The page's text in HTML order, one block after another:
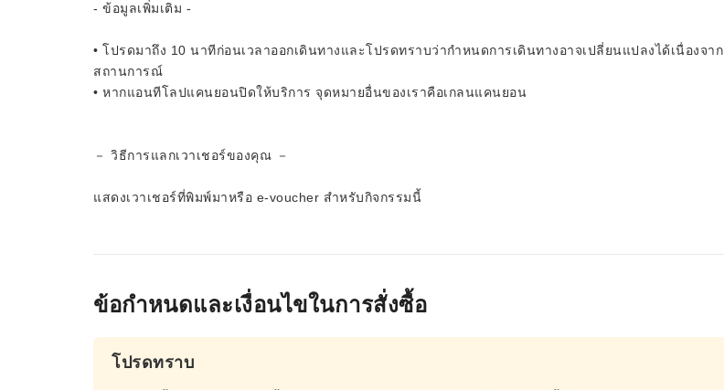
- ข้อมูลเพิ่มเติม -
• โปรดมาถึง 10 นาทีก่อนเวลาออกเดินทางและโปรดทราบว่ากำหนดการเดินทางอาจเปลี่ยนแปลงได้เนื่องจาก
สถานการณ์
• หากแอนทีโลปแคนยอนปิดให้บริการ จุดหมายอื่นของเราคือเกลนแคนยอน
－ วิธีการแลกเวาเชอร์ของคุณ －
แสดงเวาเชอร์ที่พิมพ์มาหรือ e-voucher สำหรับกิจกรรมนี้
ข้อกำหนดและเงื่อนไขในการสั่งซื้อ
โปรดทราบ